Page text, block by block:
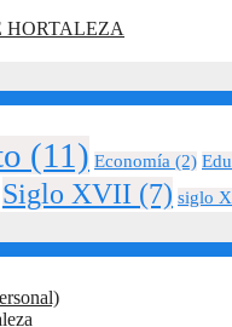
HORTALEZA
(11) Economía (2)
Siglo XVII (7) siglo